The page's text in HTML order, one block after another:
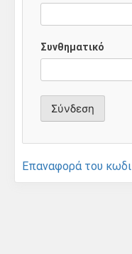
Συνθηματικό
Επαναφορά του